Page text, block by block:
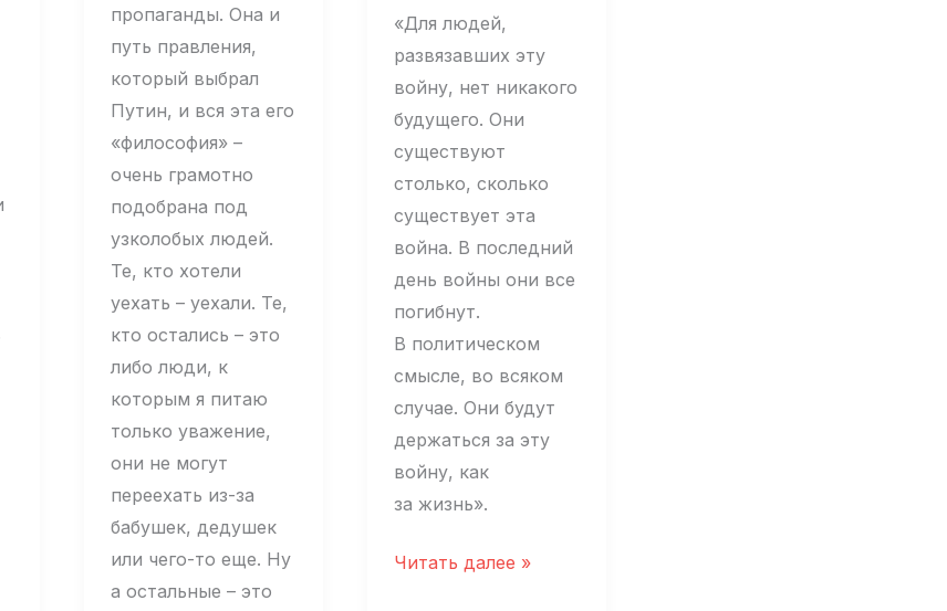
пропаганды. Она и
путь правления,
который выбрал
Путин, и вся эта его
«философия» –
очень грамотно
подобрана под
узколобых людей.
Те, кто хотели
уехать – уехали. Те,
кто остались – это
либо люди, к
которым я питаю
только уважение,
они не могут
переехать из-за
бабушек, дедушек
или чего-то еще. Ну
а остальные – это
«Для людей,
развязавших эту
войну, нет никакого
будущего. Они
существуют
столько, сколько
существует эта
война. В последний
день войны они все
погибнут.
В политическом
смысле, во всяком
случае. Они будут
держаться за эту
войну, как
за жизнь».
Сергей
Читать далее »